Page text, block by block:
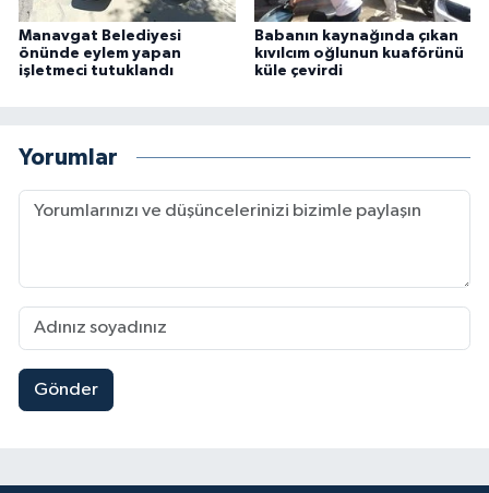
Manavgat Belediyesi
önünde eylem yapan
işletmeci tutuklandı
Babanın kaynağında çıkan
kıvılcım oğlunun kuaförünü
küle çevirdi
Yorumlar
Gönder